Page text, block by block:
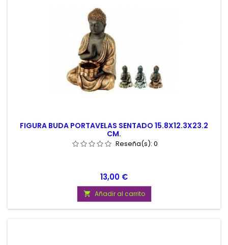
FIGURA BUDA PORTAVELAS SENTADO 15.8X12.3X23.2
CM.
Reseña(s): 0
Precio
13,00 €
 Añadir al carrito